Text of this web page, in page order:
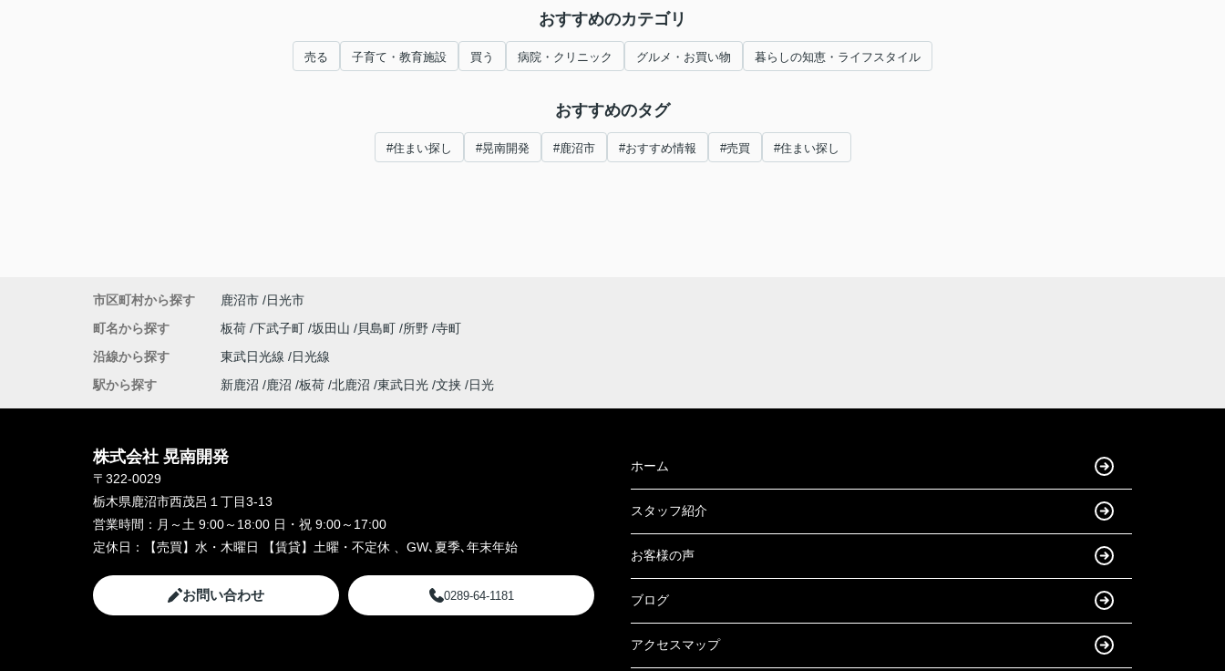
おすすめのカテゴリ
売る 子育て・教育施設 買う 病院・クリニック グルメ・お買い物 暮らしの知恵・ライフスタイル
おすすめのタグ
#住まい探し #晃南開発 #鹿沼市 #おすすめ情報 #売買 #住まい探し
市区町村から探す 鹿沼市
日光市
町名から探す
板荷 下武子町 坂田山 貝島町 所野 寺町
沿線から探す
東武日光線
日光線
駅から探す
新鹿沼 鹿沼 板荷 北鹿沼 東武日光 文挟 日光
株式会社 晃南開発
〒322-0029
栃木県鹿沼市西茂呂１丁目3-13
営業時間： 月～土 9:00～18:00 日・祝 9:00～17:00
定休日：
【売買】水・木曜日 【賃貸】土曜・不定休 、GW､夏季､年末年始
お問い合わせ 0289-64-1181
ホーム
スタッフ紹介
お客様の声
ブログ
アクセスマップ